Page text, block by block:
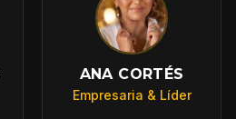
ANA CORTÉS
Empresaria & Líder